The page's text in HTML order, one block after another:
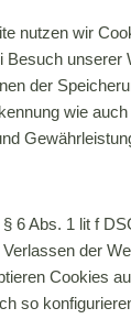
nutzen wir
Besuch unserer
der
wie
6 Abs. 1 lit f
der
Cookies
so